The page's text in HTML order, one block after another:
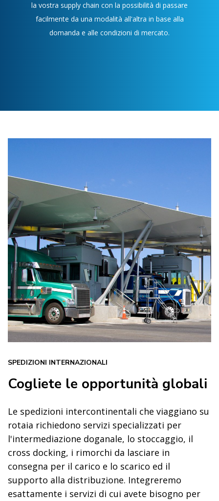
la vostra supply chain con la possibilità di passare
facilmente da una modalità all'altra in base alla
domanda e alle condizioni di mercato.
SPEDIZIONI INTERNAZIONALI
Cogliete le opportunità globali
Le spedizioni intercontinentali che viaggiano su
rotaia richiedono servizi specializzati per
l'intermediazione doganale, lo stoccaggio, il
cross docking, i rimorchi da lasciare in
consegna per il carico e lo scarico ed il
supporto alla distribuzione. Integreremo
esattamente i servizi di cui avete bisogno per